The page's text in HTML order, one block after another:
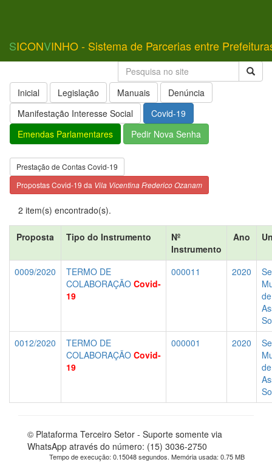
SICONVINHO - Sistema de Parcerias entre
Inicial Legislação Manuais
Denúncia
Manifestação Interesse Social
Covid-19
Emendas Parlamentares
Pedir Nova Senha
Prestação de Contas Covid-19
Propostas Covid-19 da Vila Vicentina Frederico Ozanam
2 item(s) encontrado(s).
Proposta Tipo do Instrumento
Nº
Instrumento
Ano
0009/2020
TERMO DE
COLABORAÇÃO Covid-
19
000011 2020
de
0012/2020
TERMO DE
COLABORAÇÃO Covid-
19
000001 2020
de
© Plataforma Terceiro Setor - Suporte somente via
WhatsApp através do número: (15) 3036-2750
Tempo de execução: 0.15048 segundos. Memória usada: 0.75 MB